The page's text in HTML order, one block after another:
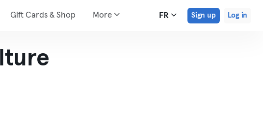
Gift Cards & Shop More FR Sign up Log in